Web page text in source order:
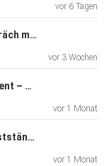
vor 6 Tagen
„Was wird hier gespielt?” - Gespräch mit Playful Insights
vor 3 Wochen
Die Chance auf den Erfolgsmoment – Spiel, Bewegung und Motivation mit Stephanie Müller (2b4kids)
vor 1 Monat
Nicht reden, spielen! - über Selbstständigkeit, Lehrerfortbildungen und ein neues Format mit Alex Kemmerer
vor 1 Monat